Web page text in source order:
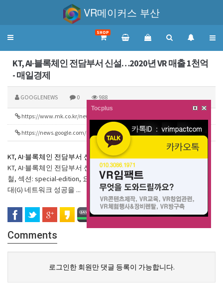
VR메이커스 부산
Toggle
SHOP
KT, AI·블록체인 전담부서 신설…2020년 VR 매출 1천억
- 매일경제
GOOGLENEWS 0 988
https://www.mk.co.kr/news/view/special-edition/2018/03/186470/
225
https://news.google.com/rss/search?q=vr&hl=ko&gl=KR&ceid=KR:ko
KT, AI·블록체인 전담부서 신설…2020년 VR 매출 1천억매일경제
KT, AI·블록체인 전담부서 신설…2020년 VR 매출 1천억, 작성자: 서동
철, 섹션: special-edition, 요약: ◇ 기업이 미래다 ◇ 2018년 평창 5세
대(G) 네트워크 성공을 ...
Comments
로그인한 회원만 댓글 등록이 가능합니다.
Tocplus